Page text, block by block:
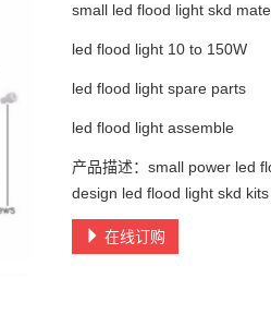
small led flood light skd
led flood light 10 to 150W
led flood light spare parts
led flood light assemble
产品描述：small power led
design led flood light skd kits
在线订购